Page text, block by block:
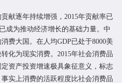
献逐年持续增强，2015年贡献率已
成为推动经济增长的基础力量。中
费大国。在人均GDP已处于8000美
化为现实消费。2015年社会消费品
资产投资增速极具象征意义，标志
实上消费的活跃程度比社会消费品